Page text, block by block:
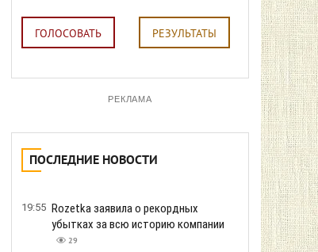
ГОЛОСОВАТЬ РЕЗУЛЬТАТЫ
РЕКЛАМА
ПОСЛЕДНИЕ НОВОСТИ
19:55 Rozetka заявила о рекордных
убытках за всю историю компании
29